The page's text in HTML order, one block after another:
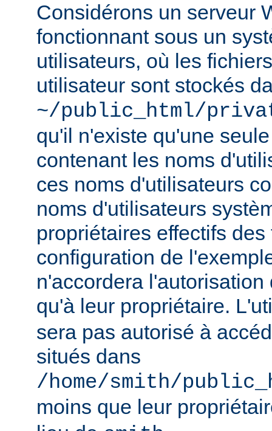
Considérons un serveur
fonctionnant sous un
utilisateurs, où les
utilisateur sont stockés
~/public_html/
qu'il n'existe qu'une
contenant les noms
ces noms d'utilisateurs
noms d'utilisateurs
propriétaires effectifs
configuration de
n'accordera
qu'à leur propriétaire.
sera pas autorisé à
situés dans
/home/smith/
moins que leur